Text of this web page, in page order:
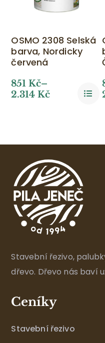
OSMO 2308 Selská
barva, Nordicky
červená
851Kč–
2.314Kč
Stavební řezivo,
dřevo. Dřevo nás baví
Ceníky
Stavební řezivo